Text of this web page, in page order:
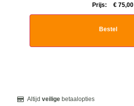
Prijs:
€ 75,00
Bestel
Altijd veilige betaalopties